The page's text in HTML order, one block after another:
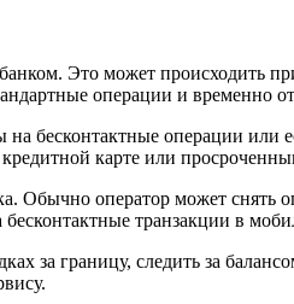
Это может происходить
операции и временно
бесконтактные операции или
карте или
Обычно оператор может снять
транзакции в
за границу, следить за